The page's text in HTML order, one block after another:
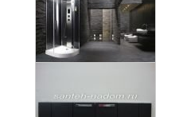
65500.00 руб.
Душевая кабина Timo Elta
90x90см
96600.00 руб.
126000.00 руб.